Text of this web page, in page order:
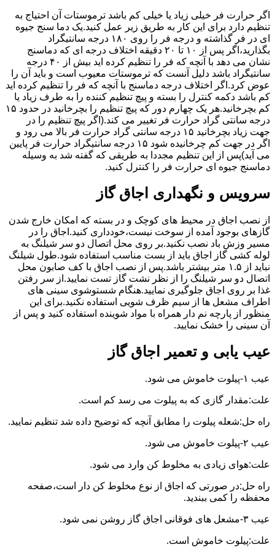
اگر حرارت فر خیلی زیاد یا خیلی کم باشد ترموستات آن احتیاج به
تنظیم دارد برای این کار به طریق زیر عمل کنید.یک دما سنج جیوه
ای در فر گذاشته و درجه فر را روی ۱۸۰ درجه سانتیگراد
بگذارید،اگر پس از ۱۰ تا ۲۰ دقیقه اختلاف درجه ای که دماسنج
نشان می دهد با آنچه که فر را تنظیم کرده اید بیش از ۴۰ درجه
سانتیگراد باشد دلیل آنست که ترموستات معیوب است و باید آن را
عوض کرد.اگر اختلاف درجه دماسنج با آنچه که فر را تنظیم کرده اید
کم باشد دکمه کنترل را بسته و پیچ تنظیم کننده را به طرف زیاد یا
کم بچرخانید.هر یک چهارم دور که پیچ تنظیم را بچرخانید در حدود ۱۵
درجه سانتی گراد حرارت فر تغییر می کند.(اگر پیچ تنظیم را در
جهت زیاد بچرخانید ۱۵ درجه سانتی گراد حرارت فر بالا می رود و
اگر در جهت کم چرخانیده شود ۱۵ درجه سانتیگراد حرارت فر پایین
می آید)پس از این تنظیم مجددا به طریقی که گفته شد به وسیله
دماسنج جیوه ای حرارت فر را کنترل کنید.
سرویس و نگهداری اجاق گاز
از نصب اجاق در محیط های کوچک و در بسته که امکان خارج شدن
گازهای بوجود آمده از سوخت نیست،خودداری کنید.اجاق را در
مسیر وزش باد نصب نکنید.بر روی محل اتصال دو سر شیلنگ به
لوله کشی گاز اجاق باید از بست مناسب استفاده شود.طول شیلنگ
نباید از ۱.۵ متر بیشتر باشد.پس از نصب اجاق با کف صابون محل
اتصال دو سر شیلنگ را از نظر نشت گاز تست نمایید.از سر رفتن
غذا بر روی اجاق جلوگیری نمایید.هنگام شستوشوی سینی های
اطراف مشعل ها از سیم ظرف شویی استفاده نکنید.برای این
منظور از پارچه نم دار همراه با مواد شوینده استفاده کنید و پس از
آن سینی را خشک نمایید.
عیب یابی و تعمیر اجاق گاز
عیب ۱-پیلوت خاموش می شود.
علت:مقدار گازی که به پیلوت می رسد کم است.
راه حل:شعله پیلوت را مطابق آنچه که توضیح داده شد تنظیم نمایید.
عیب ۲-پیلوت خاموش می شود.
علت:هوای زیادی به مخلوط کن وارد می شود.
راه حل:در صورتی که اجاق از نوع مخلوط کن دار است،صفحه
محفظه را کمی ببندید.
عیب ۳-مشعل های فوقانی اجاق گاز روشن نمی شود.
علت:پیلوت خاموش است.